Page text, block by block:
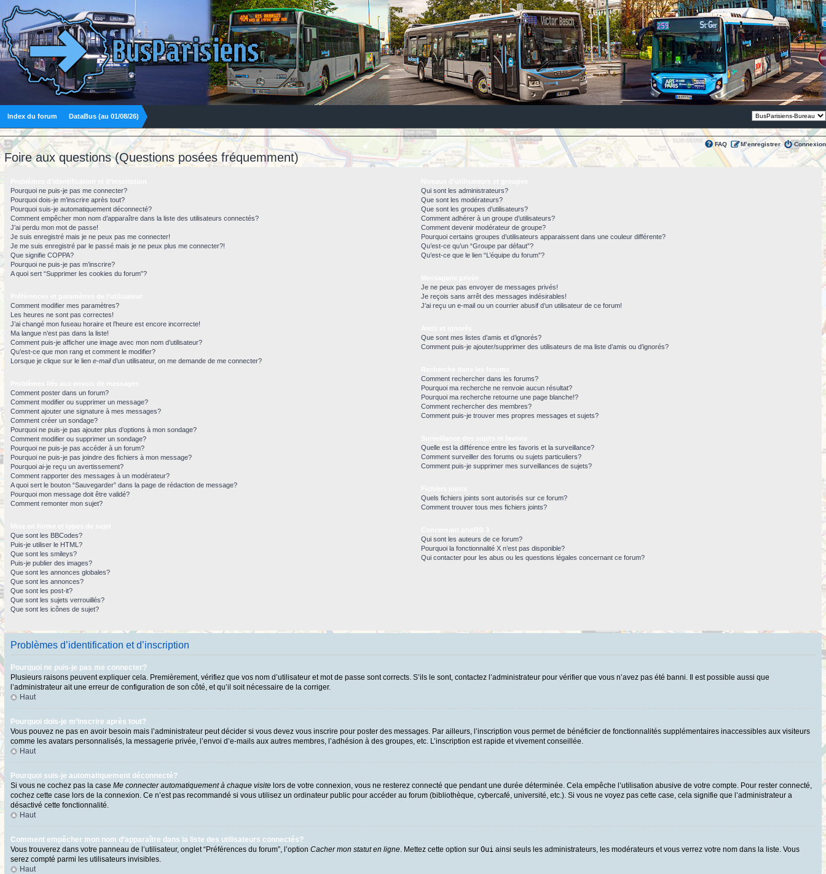
Index du forum DataBus (au 01/08/26)
FAQ M’enregistrer Connexion
Foire aux questions (Questions posées fréquemment)
Pourquoi ne puis-je pas me connecter?
Pourquoi dois-je m’inscrire après tout?
Pourquoi suis-je automatiquement déconnecté?
Comment empêcher mon nom d’apparaître dans la liste des utilisateurs connectés?
J’ai perdu mon mot de passe!
Je suis enregistré mais je ne peux pas me connecter!
Je me suis enregistré par le passé mais je ne peux plus me connecter?!
Que signifie COPPA?
Pourquoi ne puis-je pas m’inscrire?
A quoi sert “Supprimer les cookies du forum”?
Comment modifier mes paramètres?
Les heures ne sont pas correctes!
J’ai changé mon fuseau horaire et l’heure est encore incorrecte!
Ma langue n’est pas dans la liste!
Comment puis-je afficher une image avec mon nom d’utilisateur?
Qu’est-ce que mon rang et comment le modifier?
Lorsque je clique sur le lien e-maild’un utilisateur, on me demande de me connecter?
Comment poster dans un forum?
Comment modifier ou supprimer un message?
Comment ajouter une signature à mes messages?
Comment créer un sondage?
Pourquoi ne puis-je pas ajouter plus d’options à mon sondage?
Comment modifier ou supprimer un sondage?
Pourquoi ne puis-je pas accéder à un forum?
Pourquoi ne puis-je pas joindre des fichiers à mon message?
Pourquoi ai-je reçu un avertissement?
Comment rapporter des messages à un modérateur?
A quoi sert le bouton “Sauvegarder” dans la page de rédaction de message?
Pourquoi mon message doit être validé?
Comment remonter mon sujet?
Que sont les BBCodes?
Puis-je utiliser le HTML?
Que sont les smileys?
Puis-je publier des images?
Que sont les annonces globales?
Que sont les annonces?
Que sont les post-it?
Que sont les sujets verrouillés?
Que sont les icônes de sujet?
Qui sont les administrateurs?
Que sont les modérateurs?
Que sont les groupes d’utilisateurs?
Comment adhérer à un groupe d’utilisateurs?
Comment devenir modérateur de groupe?
Pourquoi certains groupes d’utilisateurs apparaissent dans une couleur différente?
Qu’est-ce qu’un “Groupe par défaut”?
Qu’est-ce que le lien “L’équipe du forum”?
Je ne peux pas envoyer de messages privés!
Je reçois sans arrêt des messages indésirables!
J’ai reçu un e-mail ou un courrier abusif d’un utilisateur de ce forum!
Que sont mes listes d’amis et d’ignorés?
Comment puis-je ajouter/supprimer des utilisateurs de ma liste d’amis ou d’ignorés?
Comment rechercher dans les forums?
Pourquoi ma recherche ne renvoie aucun résultat?
Pourquoi ma recherche retourne une page blanche!?
Comment rechercher des membres?
Comment puis-je trouver mes propres messages et sujets?
Quelle est la différence entre les favoris et la surveillance?
Comment surveiller des forums ou sujets particuliers?
Comment puis-je supprimer mes surveillances de sujets?
Quels fichiers joints sont autorisés sur ce forum?
Comment trouver tous mes fichiers joints?
Qui sont les auteurs de ce forum?
Pourquoi la fonctionnalité X n’est pas disponible?
Qui contacter pour les abus ou les questions légales concernant ce forum?
Problèmes d’identification et d’inscription
Pourquoi ne puis-je pas me connecter?
Plusieurs raisons peuvent expliquer cela. Premièrement, vérifiez que vos nom d’utilisateur et mot de passe sont corrects. S’ils le sont, contactez l’administrateur pour vérifier que vous n’avez pas été banni. Il est possible aussi que
l’administrateur ait une erreur de configuration de son côté, et qu’il soit nécessaire de la corriger.
Haut
Pourquoi dois-je m’inscrire après tout?
Vous pouvez ne pas en avoir besoin mais l’administrateur peut décider si vous devez vous inscrire pour poster des messages. Par ailleurs, l’inscription vous permet de bénéficier de fonctionnalités supplémentaires inaccessibles aux visiteurs
comme les avatars personnalisés, la messagerie privée, l’envoi d’e-mails aux autres membres, l’adhésion à des groupes, etc. L’inscription est rapide et vivement conseillée.
Haut
Pourquoi suis-je automatiquement déconnecté?
Si vous ne cochez pas la case Me connecter automatiquement à chaque visite lors de votre connexion, vous ne resterez connecté que pendant une durée déterminée. Cela empêche l’utilisation abusive de votre compte. Pour rester connecté,
cochez cette case lors de la connexion. Ce n’est pas recommandé si vous utilisez un ordinateur public pour accéder au forum (bibliothèque, cybercafé, université, etc.). Si vous ne voyez pas cette case, cela signifie que l’administrateur a
désactivé cette fonctionnalité.
Haut
Comment empêcher mon nom d’apparaître dans la liste des utilisateurs connectés?
Vous trouverez dans votre panneau de l’utilisateur, onglet “Préférences du forum”, l’option Cacher mon statut en ligne . Mettez cette option sur Oui ainsi seuls les administrateurs, les modérateurs et vous verrez votre nom dans la liste. Vous
serez compté parmi les utilisateurs invisibles.
Haut